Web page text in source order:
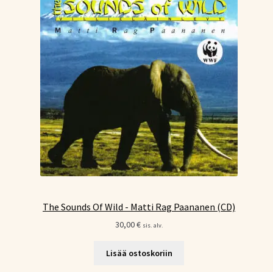
The Sounds Of Wild - Matti Rag Paananen (CD)
30,00€ sis. alv.
Lisää ostoskoriin